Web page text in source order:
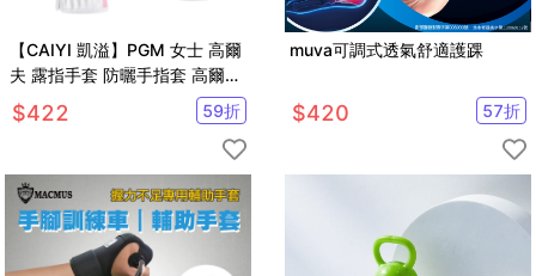
【CAIYI 凱溢】PGM 女士 高爾
夫 露指手套 防曬手指套 高爾夫
球手套
$422 59折
muva可調式透氣舒適護踝
$420 57折